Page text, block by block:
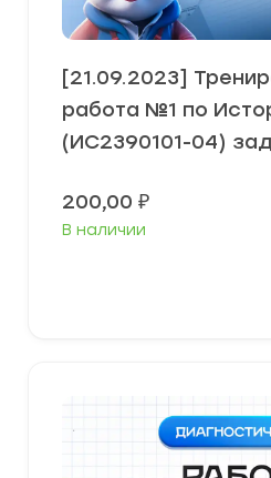
[21.09.2023]
работа №1 по
(ИС2390101-04)
200,00 ₽
В наличии